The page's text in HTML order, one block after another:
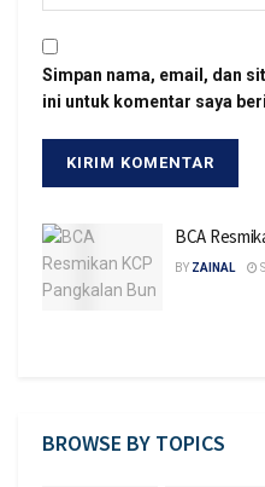
Simpan nama, email, dan
ini untuk komentar saya
BCA
BY ZAINAL
BROWSE BY TOPICS